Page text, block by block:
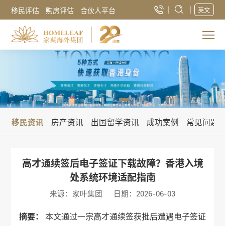
移民评估 购房评估 合伙人平台 英文
移民资讯 房产资讯 出国留学资讯 成功案例 常见问题
高才通续签后电子签证下载故障？香港入境
处系统环境适配指南
来源：家叶集团 日期：2026-06-03
摘要： 本文通过一宗高才通续签获批后遭遇电子签证